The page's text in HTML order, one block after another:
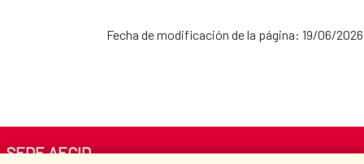
Fecha de modificación de la página: 19/06/2026
SEDE AECID